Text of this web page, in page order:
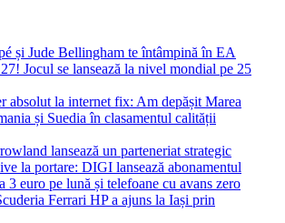
și Jude Bellingham te întâmpină în EA
Jocul se lansează la nivel mondial pe 25
absolut la internet fix: Am depășit Marea
și Suedia în clasamentul calității
lansează un parteneriat strategic
la portare: DIGI lansează abonamentul
3 euro pe lună și telefoane cu avans zero
Ferrari HP a ajuns la Iași prin